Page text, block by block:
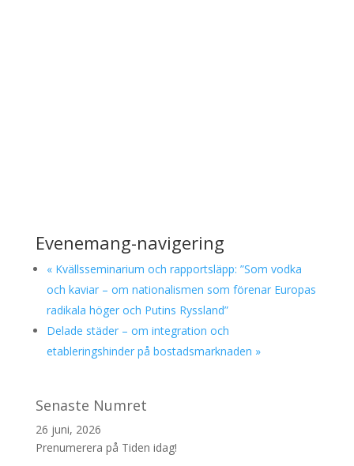
Evenemang-navigering
«Kvällsseminarium och rapportsläpp: ”Som vodka
och kaviar – om nationalismen som förenar Europas
radikala höger och Putins Ryssland”
Delade städer – om integration och
etableringshinder på bostadsmarknaden »
Senaste Numret
26 juni, 2026
Prenumerera på Tiden idag!